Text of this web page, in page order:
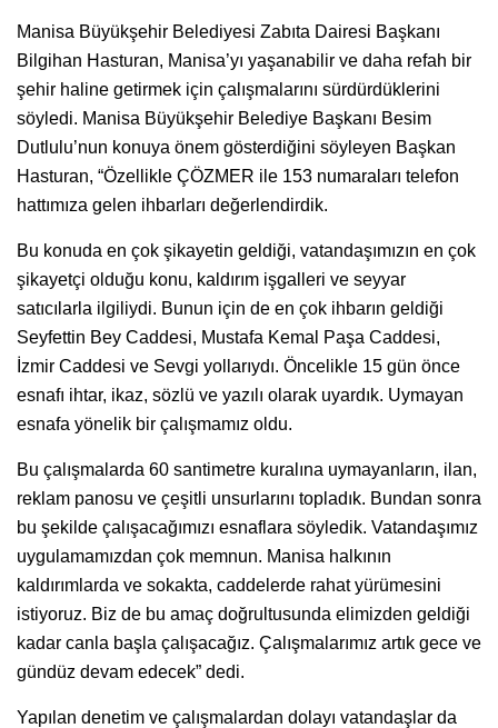
Manisa Büyükşehir Belediyesi Zabıta Dairesi Başkanı
Bilgihan Hasturan, Manisa’yı yaşanabilir ve daha refah bir
şehir haline getirmek için çalışmalarını sürdürdüklerini
söyledi. Manisa Büyükşehir Belediye Başkanı Besim
Dutlulu’nun konuya önem gösterdiğini söyleyen Başkan
Hasturan, “Özellikle ÇÖZMER ile 153 numaraları telefon
hattımıza gelen ihbarları değerlendirdik.
Bu konuda en çok şikayetin geldiği, vatandaşımızın en çok
şikayetçi olduğu konu, kaldırım işgalleri ve seyyar
satıcılarla ilgiliydi. Bunun için de en çok ihbarın geldiği
Seyfettin Bey Caddesi, Mustafa Kemal Paşa Caddesi,
İzmir Caddesi ve Sevgi yollarıydı. Öncelikle 15 gün önce
esnafı ihtar, ikaz, sözlü ve yazılı olarak uyardık. Uymayan
esnafa yönelik bir çalışmamız oldu.
Bu çalışmalarda 60 santimetre kuralına uymayanların, ilan,
reklam panosu ve çeşitli unsurlarını topladık. Bundan sonra
bu şekilde çalışacağımızı esnaflara söyledik. Vatandaşımız
uygulamamızdan çok memnun. Manisa halkının
kaldırımlarda ve sokakta, caddelerde rahat yürümesini
istiyoruz. Biz de bu amaç doğrultusunda elimizden geldiği
kadar canla başla çalışacağız. Çalışmalarımız artık gece ve
gündüz devam edecek” dedi.
Yapılan denetim ve çalışmalardan dolayı vatandaşlar da